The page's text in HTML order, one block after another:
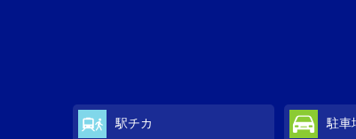
駅チカ 駐車